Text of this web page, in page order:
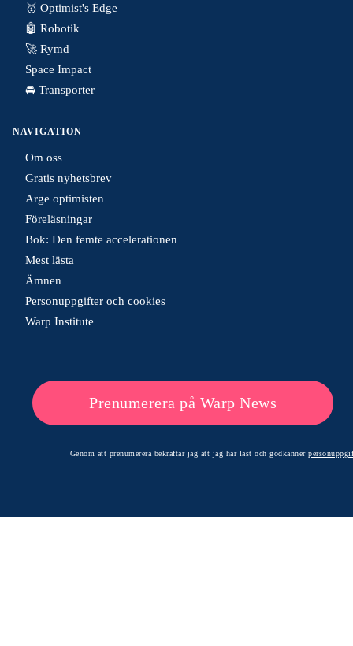
🥇 Optimist's Edge
🤖 Robotik
🚀 Rymd
Space Impact
🚘 Transporter
NAVIGATION
Om oss
Gratis nyhetsbrev
Arge optimisten
Föreläsningar
Bok: Den femte accelerationen
Mest lästa
Ämnen
Personuppgifter och cookies
Warp Institute
Prenumerera på Warp News
Genom att prenumerera bekräftar jag att jag har läst och godkänner